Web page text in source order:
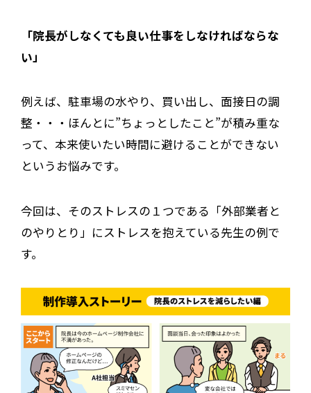
「院長がしなくても良い仕事をしなければならな
い」
例えば、駐車場の水やり、買い出し、面接日の調
整・・・ほんとに”ちょっとしたこと”が積み重な
って、本来使いたい時間に避けることができない
というお悩みです。
今回は、そのストレスの１つである「外部業者と
のやりとり」にストレスを抱えている先生の例で
す。